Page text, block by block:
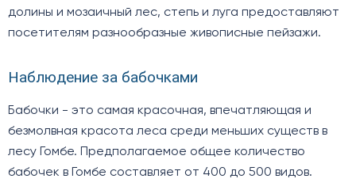
долины и мозаичный лес, степь и луга предоставляют
посетителям разнообразные живописные пейзажи.
Наблюдение за бабочками
Бабочки - это самая красочная, впечатляющая и
безмолвная красота леса среди меньших существ в
лесу Гомбе. Предполагаемое общее количество
бабочек в Гомбе составляет от 400 до 500 видов.